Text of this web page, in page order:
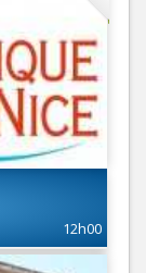
12h00